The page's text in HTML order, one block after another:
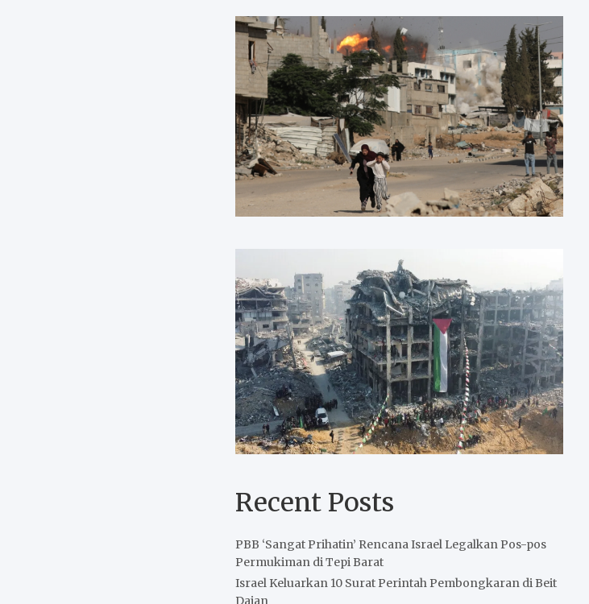
Recent Posts
PBB ‘Sangat Prihatin’ Rencana Israel Legalkan Pos-pos
Permukiman di Tepi Barat
Israel Keluarkan 10 Surat Perintah Pembongkaran di Beit
Dajan